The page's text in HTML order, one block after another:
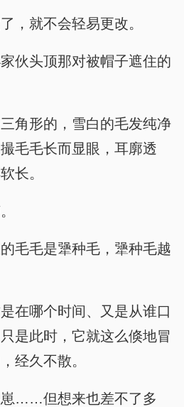
，就不会轻易更改。
伙头顶那对被帽子遮住的
角形的，雪白的毛发纯净
毛毛长而显眼，耳廓透
长。
毛毛是犟种毛，犟种毛越
在哪个时间、又是从谁口
是此时，它就这么倏地冒
经久不散。
崽……但想来也差不了多